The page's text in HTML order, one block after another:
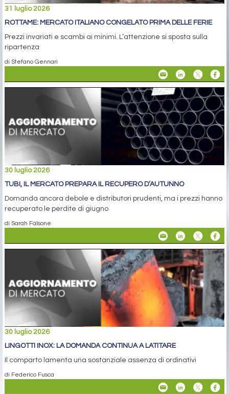
31 luglio 2026
ROTTAME: MERCATO ITALIANO CONGELATO PRIMA DELLE FERIE
Prezzi invariati e scambi ai minimi. L’attenzione si sposta sulla
ripartenza
di Stefano Gennari
30 luglio 2026
TUBI, IL MERCATO PREPARA IL RECUPERO D’AUTUNNO
Domanda ancora debole e distributori prudenti, ma i prezzi hanno
recuperato le perdite di giugno
di Sarah Falsone
30 luglio 2026
LINGOTTI INOX: LA DOMANDA CONTINUA A LATITARE
Il comparto lamenta una sostanziale assenza di ordinativi
di Federico Fusca